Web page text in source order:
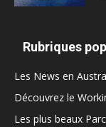
Rubriques
Les News en
Découvrez le
Les plus beaux